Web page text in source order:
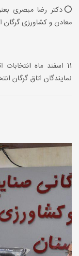
⭕️دکتر رضا مبصری
معادن و کشاورزی گرگان
نمایندگان اتاق گرگان